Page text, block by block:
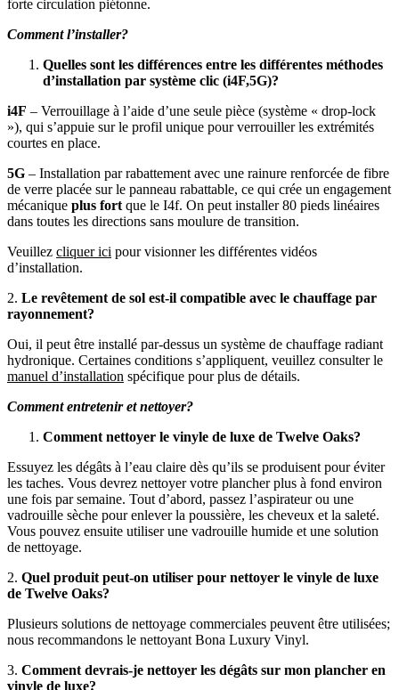
forte circulation piétonne.
Comment l’installer?
Quelles sont les différences entre les différentes méthodes
d’installation par système clic (i4F,5G)?
i4F – Verrouillage à l’aide d’une seule pièce (système « drop-lock
»), qui s’appuie sur le profil unique pour verrouiller les extrémités
courtes en place.
5G – Installation par rabattement avec une rainure renforcée de fibre
de verre placée sur le panneau rabattable, ce qui crée un engagement
mécanique plus fort que le I4f. On peut installer 80 pieds linéaires
dans toutes les directions sans moulure de transition.
Veuillez cliquer ici pour visionner les différentes vidéos
d’installation.
2. Le revêtement de sol est-il compatible avec le chauffage par
rayonnement?
Oui, il peut être installé par-dessus un système de chauffage radiant
hydronique. Certaines conditions s’appliquent, veuillez consulter le
manuel d’installation spécifique pour plus de détails.
Comment entretenir et nettoyer?
Comment nettoyer le vinyle de luxe de Twelve Oaks?
Essuyez les dégâts à l’eau claire dès qu’ils se produisent pour éviter
les taches. Vous devrez nettoyer votre plancher plus à fond environ
une fois par semaine. Tout d’abord, passez l’aspirateur ou une
vadrouille sèche pour enlever la poussière, les cheveux et la saleté.
Vous pouvez ensuite utiliser une vadrouille humide et une solution
de nettoyage.
2. Quel produit peut-on utiliser pour nettoyer le vinyle de luxe
de Twelve Oaks?
Plusieurs solutions de nettoyage commerciales peuvent être utilisées;
nous recommandons le nettoyant Bona Luxury Vinyl.
3. Comment devrais-je nettoyer les dégâts sur mon plancher en
vinyle de luxe?